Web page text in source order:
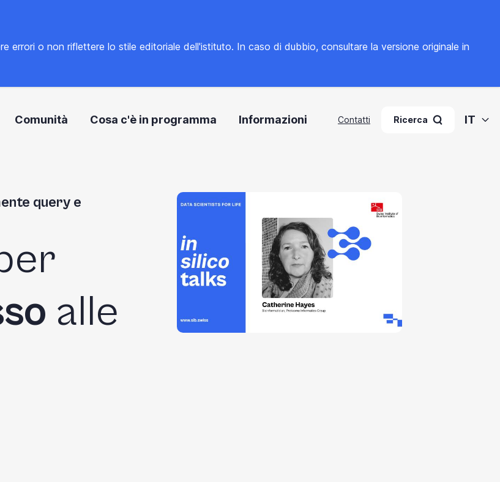
o non riflettere lo stile editoriale dell'istituto. In caso di dubbio, consultare la versione originale in
Comunità Cosa c'è in programma Informazioni Contatti Ricerca IT
query e
alle